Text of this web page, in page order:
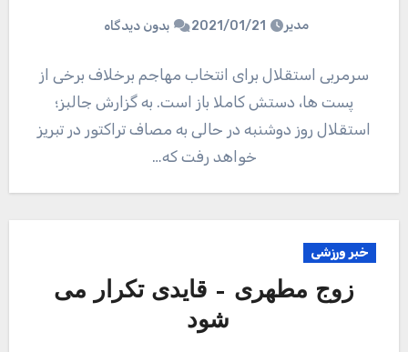
مدیر 2021/01/21 بدون دیدگاه
سرمربی استقلال برای انتخاب مهاجم برخلاف برخی از
پست ها، دستش کاملا باز است. به گزارش جالبز؛
استقلال روز دوشنبه در حالی به مصاف تراکتور در تبریز
خواهد رفت که…
خبر ورزشی
زوج مطهری – قایدی تکرار می
شود